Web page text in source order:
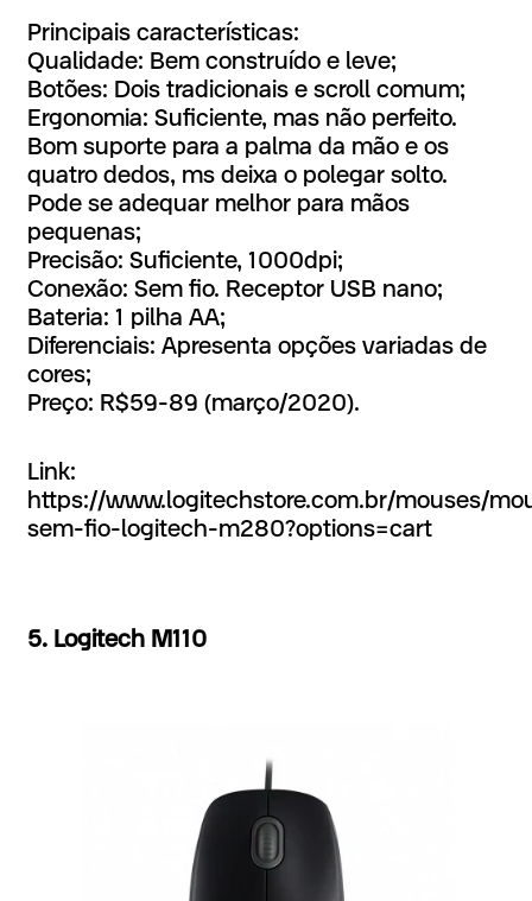
Principais características:
Qualidade: Bem construído e leve;
Botões: Dois tradicionais e scroll comum;
Ergonomia: Suficiente, mas não perfeito.
Bom suporte para a palma da mão e os
quatro dedos, ms deixa o polegar solto.
Pode se adequar melhor para mãos
pequenas;
Precisão: Suficiente, 1000dpi;
Conexão: Sem fio. Receptor USB nano;
Bateria: 1 pilha AA;
Diferenciais: Apresenta opções variadas de
cores;
Preço: R$59-89 (março/2020).
Link:
https://www.logitechstore.com.br/mouses/
sem-fio-logitech-m280?options=cart
5. Logitech M110